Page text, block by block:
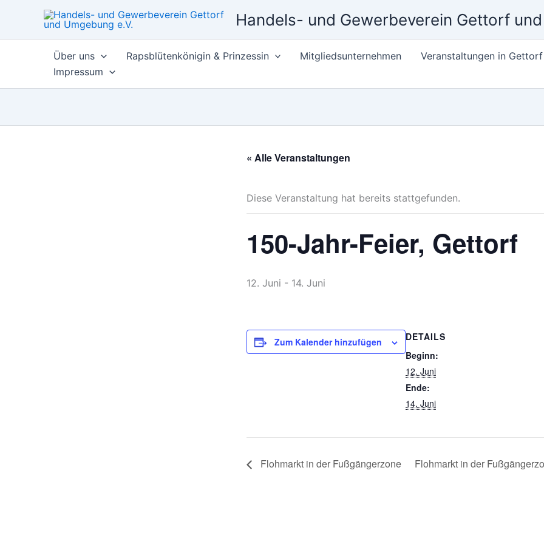
springen
Handels- und Gewerbeverein Gettorf
Über uns Rapsblütenkönigin & Prinzessin Mitgliedsunternehmen
Veranstaltungen in Gettorf
Impressum
« Alle Veranstaltungen
Diese Veranstaltung hat bereits stattgefunden.
150-Jahr-Feier, Gettorf
12. Juni - 14. Juni
Zum Kalender hinzufügen
DETAILS
Beginn:
12. Juni
Ende:
14. Juni
Flohmarkt in der Fußgängerzone Flohmarkt in der